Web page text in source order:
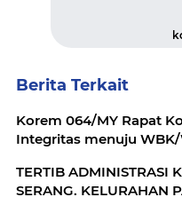
Berita Terkait
Korem 064/MY Rapat
Integritas menuju
TERTIB ADMINISTRASI
SERANG. KELURAHAN PAGER AGUNG LAKSANAKAN